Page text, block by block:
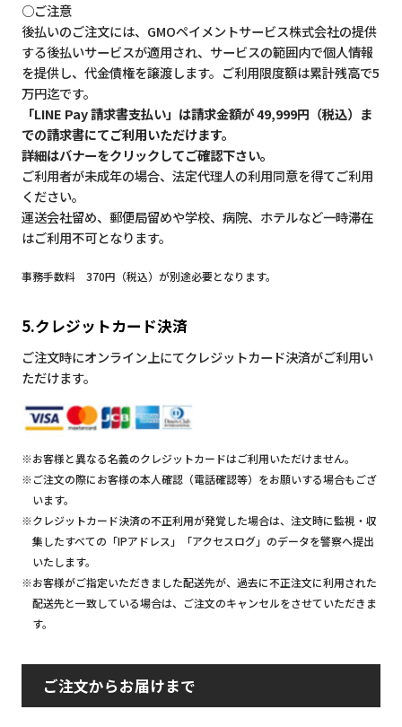
○ご注意
後払いのご注文には、GMOペイメントサービス株式会社の提供
する後払いサービスが適用され、サービスの範囲内で個人情報
を提供し、代金債権を譲渡します。ご利用限度額は累計残高で5
万円迄です。
「LINE Pay 請求書支払い」は請求金額が 49,999円（税込）ま
での請求書にてご利用いただけます。
詳細はバナーをクリックしてご確認下さい。
ご利用者が未成年の場合、法定代理人の利用同意を得てご利用
ください。
運送会社留め、郵便局留めや学校、病院、ホテルなど一時滞在
はご利用不可となります。
事務手数料 370円（税込）が別途必要となります。
5.クレジットカード決済
ご注文時にオンライン上にてクレジットカード決済がご利用い
ただけます。
※お客様と異なる名義のクレジットカードはご利用いただけません。
※ご注文の際にお客様の本人確認（電話確認等）をお願いする場合もござ
います。
※クレジットカード決済の不正利用が発覚した場合は、注文時に監視・収
集したすべての「IPアドレス」「アクセスログ」のデータを警察へ提出
いたします。
※お客様がご指定いただきました配送先が、過去に不正注文に利用された
配送先と一致している場合は、ご注文のキャンセルをさせていただきま
す。
ご注文からお届けまで